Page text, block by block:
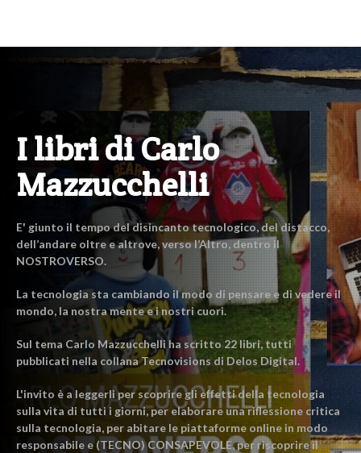
I libri di Carlo
Mazzucchelli
E' giunto il tempo del disincanto tecnologico, del distacco,
dell’andare oltre e altrove, verso l’Altro, dentro il
NOSTROVERSO.
La tecnologia sta cambiando il modo di pensare e di vedere il
mondo, la nostra mente e i nostri cuori.
Sul tema Carlo Mazzucchelli ha scritto 22 libri, tutti
pubblicati nella collana Tecnovisions di Delos Digital.
L'invito è a leggerli per scoprire gli effetti della tecnologia
sulla vita di tutti i giorni, per elaborare una riflessione critica
sulla tecnologia, per abitare le piattaforme online in modo
responsabile e (TECNO) CONSAPEVOLE, per riscoprire il